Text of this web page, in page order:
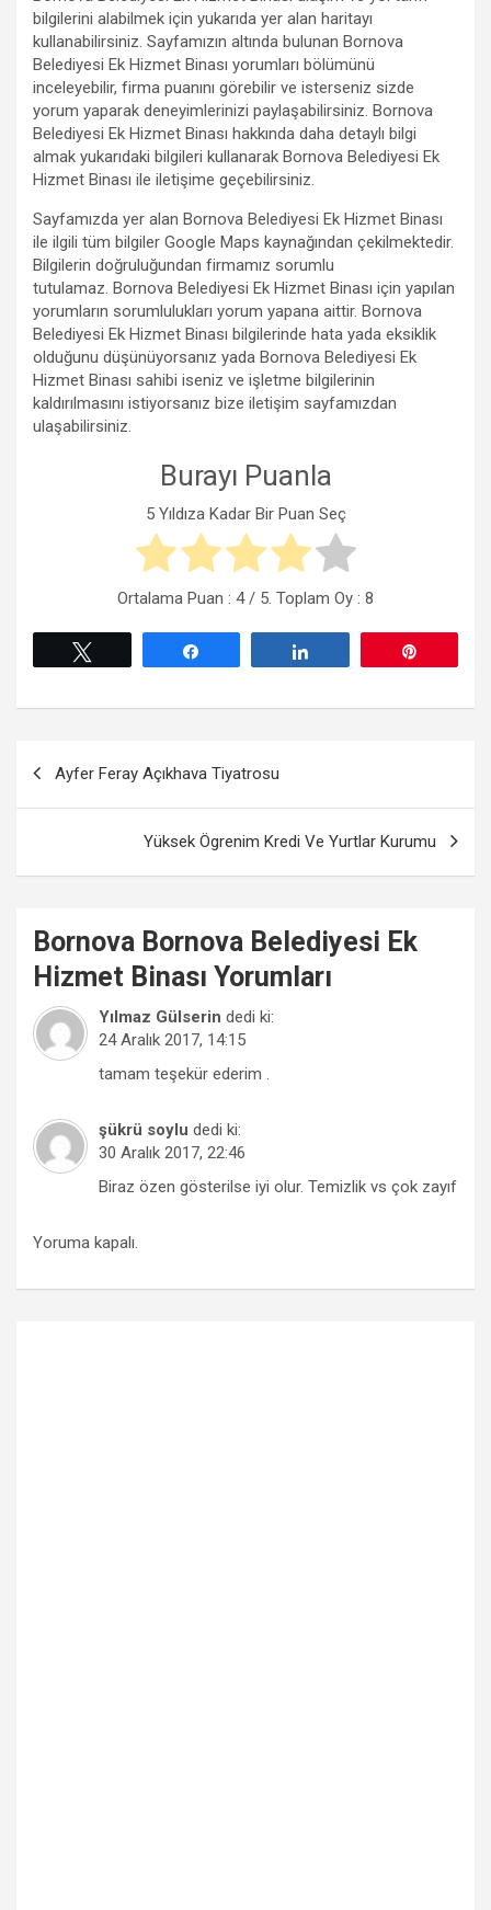
bilgilerini alabilmek için yukarıda yer alan haritayı
kullanabilirsiniz. Sayfamızın altında bulunan Bornova
Belediyesi Ek Hizmet Binası yorumları bölümünü
inceleyebilir, firma puanını görebilir ve isterseniz sizde
yorum yaparak deneyimlerinizi paylaşabilirsiniz. Bornova
Belediyesi Ek Hizmet Binası hakkında daha detaylı bilgi
almak yukarıdaki bilgileri kullanarak Bornova Belediyesi Ek
Hizmet Binası ile iletişime geçebilirsiniz.
Sayfamızda yer alan Bornova Belediyesi Ek Hizmet Binası
ile ilgili tüm bilgiler Google Maps kaynağından çekilmektedir.
Bilgilerin doğruluğundan firmamız sorumlu
tutulamaz. Bornova Belediyesi Ek Hizmet Binası için yapılan
yorumların sorumlulukları yorum yapana aittir. Bornova
Belediyesi Ek Hizmet Binası bilgilerinde hata yada eksiklik
olduğunu düşünüyorsanız yada Bornova Belediyesi Ek
Hizmet Binası sahibi iseniz ve işletme bilgilerinin
kaldırılmasını istiyorsanız bize iletişim sayfamızdan
ulaşabilirsiniz.
Burayı Puanla
5 Yıldıza Kadar Bir Puan Seç
Ortalama Puan : 4/ 5. Toplam Oy : 8
gezinmesi
Ayfer Feray Açıkhava Tiyatrosu
Yüksek Ögrenim Kredi Ve Yurtlar Kurumu
Bornova Bornova Belediyesi Ek
Hizmet Binası Yorumları
Yılmaz Gülserin dedi ki:
24 Aralık 2017, 14:15
tamam teşekür ederim .
şükrü soylu dedi ki:
30 Aralık 2017, 22:46
Biraz özen gösterilse iyi olur. Temizlik vs çok zayıf
Yoruma kapalı.